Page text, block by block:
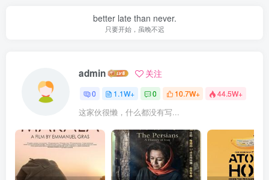
better late than never.
只要开始，虽晚不迟
admin 关注
0 1.1W+ 0 10.7W+ 44.5W+
这家伙很懒，什么都没有写...